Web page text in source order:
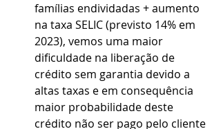
famílias endividadas + aumento
na taxa SELIC (previsto 14% em
2023), vemos uma maior
dificuldade na liberação de
crédito sem garantia devido a
altas taxas e em consequência
maior probabilidade deste
crédito não ser pago pelo cliente